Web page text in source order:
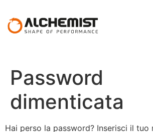
Password
dimenticata
Hai perso la password? Inserisci il tuo